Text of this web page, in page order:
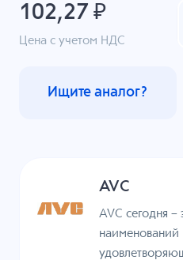
102,27 ₽
Цена с учетом НДС
Ищите аналог?
AVC
AVC сегодня –
наименований